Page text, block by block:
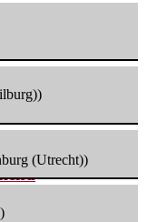
en Leah
(Utrecht))